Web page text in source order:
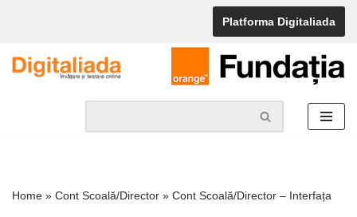
to
content
Platforma Digitaliada
Home » Cont Scoală/Director » Cont Scoală/Director – Interfața